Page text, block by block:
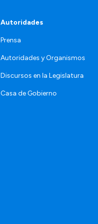
Autoridades
Prensa
Autoridades y Organismos
Discursos en la Legislatura
Casa de Gobierno